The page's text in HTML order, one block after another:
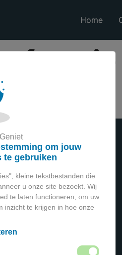
Home
3901 TL Veenendaal
0318- 769182
Media:
om jouw
te gebruiken
kleine tekstbestanden die
u onze site bezoekt. Wij
te laten functioneren, om uw
inzicht te krijgen in hoe onze